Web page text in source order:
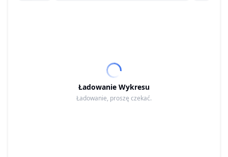
Ładowanie Wykresu
Ładowanie, proszę czekać.